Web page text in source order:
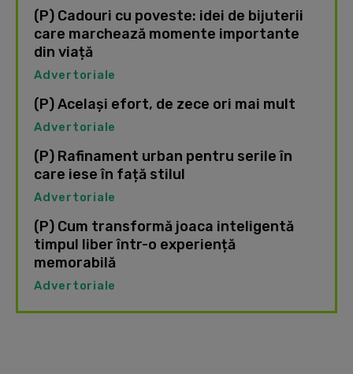
(P) Cadouri cu poveste: idei de bijuterii
care marchează momente importante
din viață
Advertoriale
(P) Același efort, de zece ori mai mult
Advertoriale
(P) Rafinament urban pentru serile în
care iese în față stilul
Advertoriale
(P) Cum transformă joaca inteligentă
timpul liber într-o experiență
memorabilă
Advertoriale